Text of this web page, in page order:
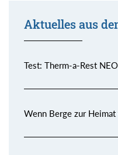
Aktuelles aus
Test: Therm-a-Rest
Wenn Berge zur